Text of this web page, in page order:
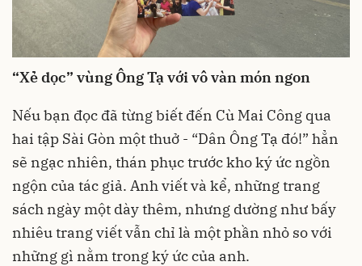
“Xẻ dọc” vùng Ông Tạ với vô vàn món ngon
Nếu bạn đọc đã từng biết đến Cù Mai Công qua
hai tập Sài Gòn một thuở - “Dân Ông Tạ đó!” hẳn
sẽ ngạc nhiên, thán phục trước kho ký ức ngồn
ngộn của tác giả. Anh viết và kể, những trang
sách ngày một dày thêm, nhưng dường như bấy
nhiêu trang viết vẫn chỉ là một phần nhỏ so với
những gì nằm trong ký ức của anh.